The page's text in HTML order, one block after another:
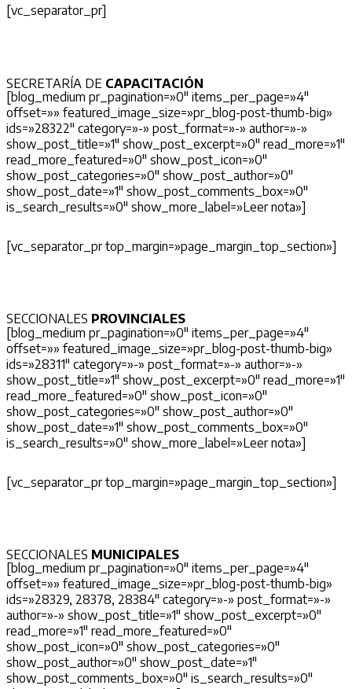
[vc_separator_pr]
SECRETARÍA DE CAPACITACIÓN
[blog_medium pr_pagination=»0″ items_per_page=»4″
offset=»» featured_image_size=»pr_blog-post-thumb-big»
ids=»28322″ category=»-» post_format=»-» author=»-»
show_post_title=»1″ show_post_excerpt=»0″ read_more=»1″
read_more_featured=»0″ show_post_icon=»0″
show_post_categories=»0″ show_post_author=»0″
show_post_date=»1″ show_post_comments_box=»0″
is_search_results=»0″ show_more_label=»Leer nota»]
[vc_separator_pr top_margin=»page_margin_top_section»]
SECCIONALES PROVINCIALES
[blog_medium pr_pagination=»0″ items_per_page=»4″
offset=»» featured_image_size=»pr_blog-post-thumb-big»
ids=»28311″ category=»-» post_format=»-» author=»-»
show_post_title=»1″ show_post_excerpt=»0″ read_more=»1″
read_more_featured=»0″ show_post_icon=»0″
show_post_categories=»0″ show_post_author=»0″
show_post_date=»1″ show_post_comments_box=»0″
is_search_results=»0″ show_more_label=»Leer nota»]
[vc_separator_pr top_margin=»page_margin_top_section»]
SECCIONALES MUNICIPALES
[blog_medium pr_pagination=»0″ items_per_page=»4″
offset=»» featured_image_size=»pr_blog-post-thumb-big»
ids=»28329, 28378, 28384″ category=»-» post_format=»-»
author=»-» show_post_title=»1″ show_post_excerpt=»0″
read_more=»1″ read_more_featured=»0″
show_post_icon=»0″ show_post_categories=»0″
show_post_author=»0″ show_post_date=»1″
show_post_comments_box=»0″ is_search_results=»0″